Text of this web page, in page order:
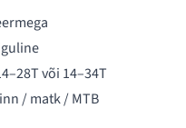
või 14–34T
/ matk / MTB